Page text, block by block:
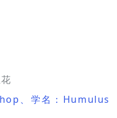
、学名：Humulus